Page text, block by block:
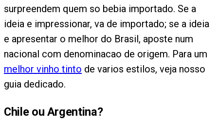
surpreendem quem so bebia importado. Se a
ideia e impressionar, va de importado; se a ideia
e apresentar o melhor do Brasil, aposte num
nacional com denominacao de origem. Para um
melhor vinho tinto de varios estilos, veja nosso
guia dedicado.
Chile ou Argentina?